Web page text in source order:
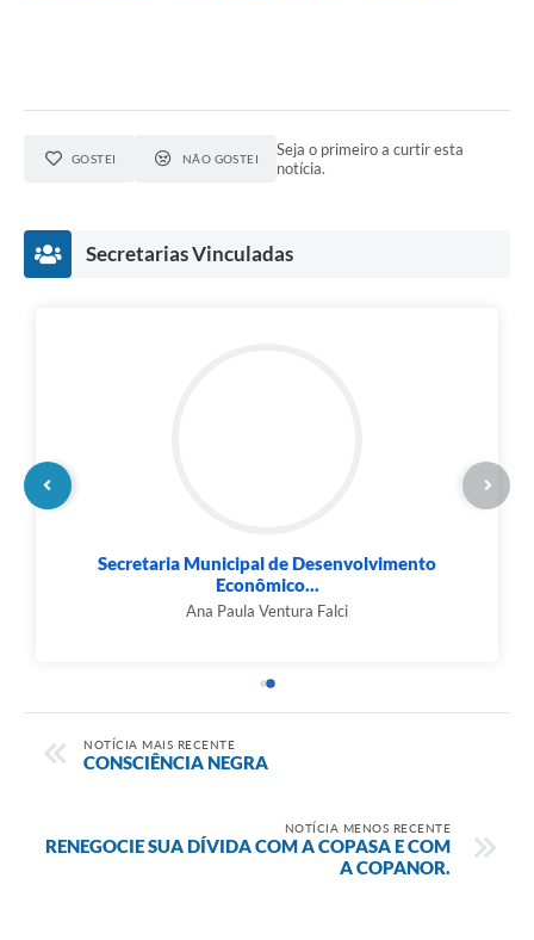
GOSTEI NÃO GOSTEI
Seja o primeiro a curtir esta
notícia.
Secretarias Vinculadas
Secretaria Municipal de Desenvolvimento
Econômico...
Ana Paula Ventura Falci
NOTÍCIA MAIS RECENTE
CONSCIÊNCIA NEGRA
NOTÍCIA MENOS RECENTE
RENEGOCIE SUA DÍVIDA COM A COPASA E COM
A COPANOR.